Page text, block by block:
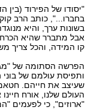
"יסודו של הפירוד (בין
בחברו...", כותב הרב
בשונות ערך, והיא
אבל מתברר שהיא
קו המידה, והכל צריך
הפרשה הסתומה של
ותפיסת עולמם של
שעיצב את חייהם.
העולם שלנו, אורח
"ארוזים", כי לפעמים